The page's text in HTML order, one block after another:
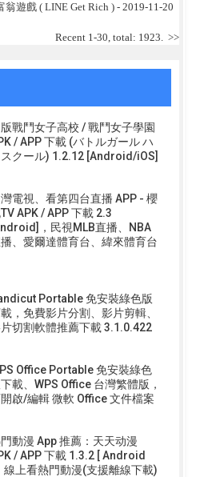
翁遊戲 ( LINE Get Rich )- 2019-11-20
Recent 1-30, total: 1923. >>
版戰鬥女子高校 / 戰鬥女子學園
/ APP 下載 (バトルガール ハ
クール) 1.2.12 [Android/iOS]
電視、看第四台直播 APP - 櫻
APK / APP 下載 2.3
，民視MLB直播、NBA
、愛爾達體育台、緯來體育台
Portable 免安裝綠色版
，免費影片分割、影片剪輯、
切割軟體推薦下載 3.1.0.422
Office Portable 免安裝綠色
載、WPS Office 台灣繁體版，
啟/編輯 微軟 Office 文件檔案
動漫 App 推薦：天天动漫
/ APP 下載 1.3.2 [ Android
線上看熱門動漫(支援離線下載)